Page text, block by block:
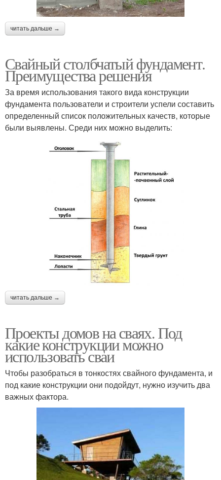
читать дальше →
Свайный столбчатый фундамент.
Преимущества решения
За время использования такого вида конструкции
фундамента пользователи и строители успели составить
определенный список положительных качеств, которые
были выявлены. Среди них можно выделить:
читать дальше →
Проекты домов на сваях. Под
какие конструкции можно
использовать сваи
Чтобы разобраться в тонкостях свайного фундамента, и
под какие конструкции они подойдут, нужно изучить два
важных фактора.